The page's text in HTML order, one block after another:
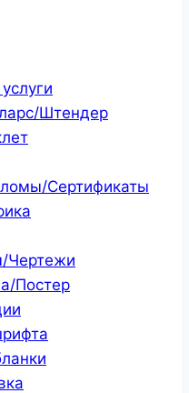
Штендер
Сертификаты
Чертежи
Постер